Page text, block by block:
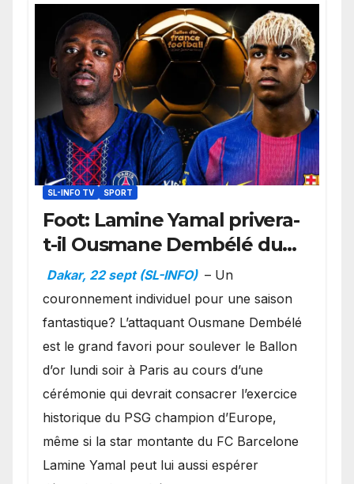
SL-INFO TV SPORT
Foot: Lamine Yamal privera-
t-il Ousmane Dembélé du
Ballon d’or ?
Dakar, 22 sept (SL-INFO) – Un
couronnement individuel pour une saison
fantastique? L’attaquant Ousmane Dembélé
est le grand favori pour soulever le Ballon
d’or lundi soir à Paris au cours d’une
cérémonie qui devrait consacrer l’exercice
historique du PSG champion d’Europe,
même si la star montante du FC Barcelone
Lamine Yamal peut lui aussi espérer